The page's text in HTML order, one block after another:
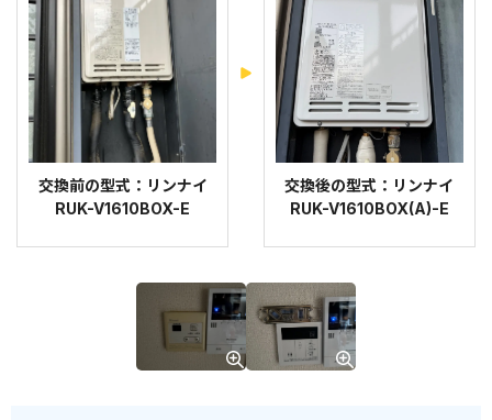
交換前の型式：リンナイ
RUK-V1610BOX-E
交換後の型式：リンナイ
RUK-V1610BOX(A)-E